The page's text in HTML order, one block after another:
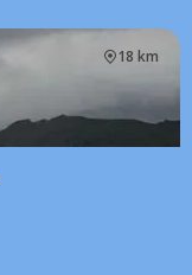
18 km